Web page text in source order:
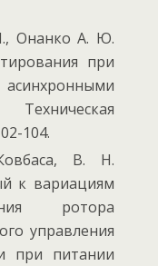
Онанко А. Ю.
при
104.
В. Н.
к вариациям
ротора
управления
при питании